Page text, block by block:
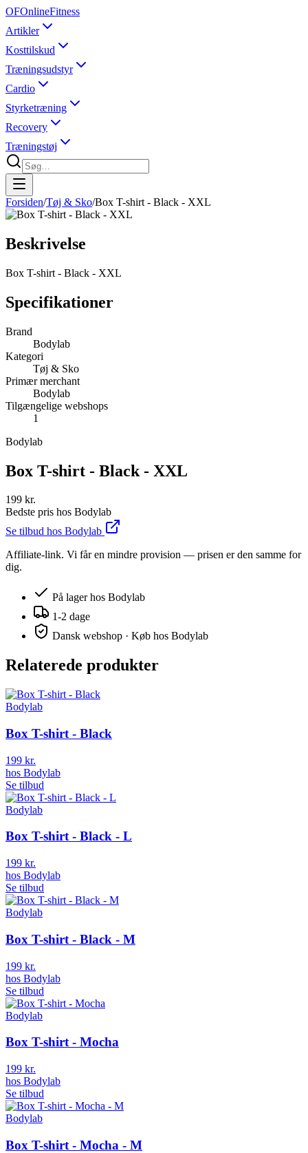
OFOnlineFitness
Artikler
Kosttilskud
Træningsudstyr
Cardio
Styrketræning
Recovery
Træningstøj
Forsiden/Tøj & Sko/Box T-shirt - Black - XXL
Beskrivelse
Box T-shirt - Black - XXL
Specifikationer
Brand
Bodylab
Kategori
Tøj & Sko
Primær merchant
Bodylab
Tilgængelige webshops
1
Bodylab
Box T-shirt - Black - XXL
199 kr.
Bedste pris hos Bodylab
Se tilbud hos Bodylab
Affiliate-link. Vi får en mindre provision — prisen er den samme for
dig.
På lager hos Bodylab
1-2 dage
Dansk webshop · Køb hos Bodylab
Relaterede produkter
Bodylab
Box T-shirt - Black
199 kr.
hos Bodylab
Se tilbud
Bodylab
Box T-shirt - Black - L
199 kr.
hos Bodylab
Se tilbud
Bodylab
Box T-shirt - Black - M
199 kr.
hos Bodylab
Se tilbud
Bodylab
Box T-shirt - Mocha
199 kr.
hos Bodylab
Se tilbud
Bodylab
Box T-shirt - Mocha - M